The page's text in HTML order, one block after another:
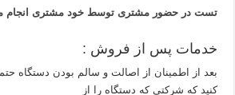
تست در حضور مشتری توسط خود مشتری انجام
خدمات پس از فروش :
بعد از اطمینان از اصالت و سالم بودن دستگاه
کنید که شرکتی که دستگاه را از